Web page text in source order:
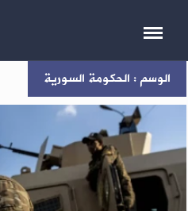
الوسم : الحكومة السورية